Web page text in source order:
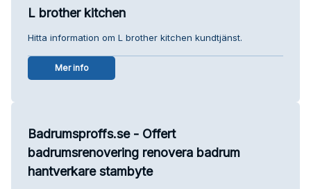
L brother kitchen
Hitta information om L brother kitchen kundtjänst.
Mer info
Badrumsproffs.se - Offert
badrumsrenovering renovera badrum
hantverkare stambyte